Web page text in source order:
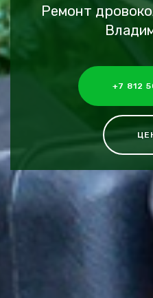
Ремонт
+7 812